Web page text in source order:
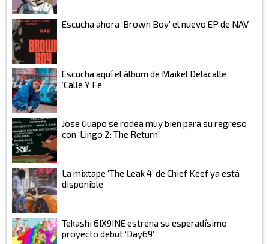
Escucha ahora ‘Brown Boy’ el nuevo EP de NAV
Escucha aquí el álbum de Maikel Delacalle
‘Calle Y Fe’
Jose Guapo se rodea muy bien para su regreso
con ‘Lingo 2: The Return’
La mixtape ‘The Leak 4’ de Chief Keef ya está
disponible
Tekashi 6IX9INE estrena su esperadísimo
proyecto debut ‘Day69’